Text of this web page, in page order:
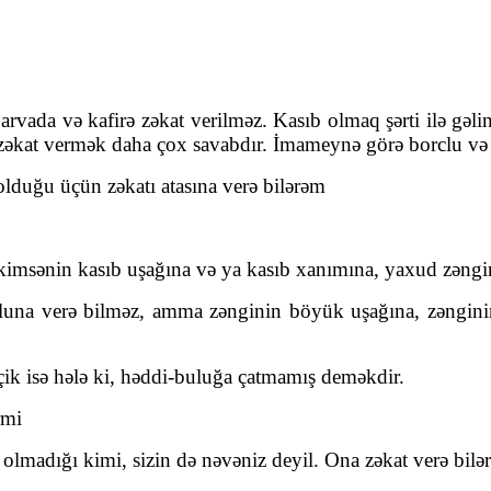
və kafirə zəkat verilməz. Kasıb olmaq şərti ilə
vermək daha çox savabdır. İmameynə görə borclu
üçün zəkatı atasına verə bilərəm
kasıb uşağına və ya kasıb xanımına, yaxud
verə bilməz, amma zənginin böyük uşağına,
isə hələ ki, həddi-buluğa çatmamış deməkdir.
kimi, sizin də nəvəniz deyil. Ona zəkat verə